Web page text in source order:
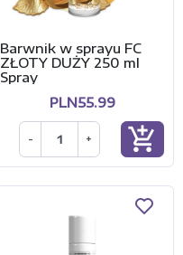
Barwnik w sprayu FC
ZŁOTY DUŻY 250 ml
Spray
PLN55.99
- + add_shopping_cart